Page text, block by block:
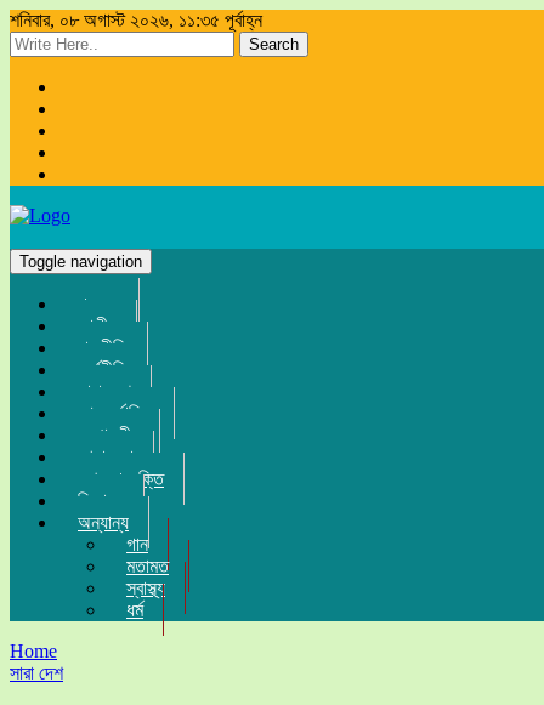
শনিবার, ০৮ অগাস্ট ২০২৬, ১১:৩৫ পূর্বাহ্ন
Search
Toggle navigation
প্রচ্ছদ
জাতীয়
রাজনীতি
অর্থনীতি
সারা দেশ
আন্তর্জাতিক
সম্পাদকীয়
খেলা-ধুলা
তথ্য-প্রযুক্তি
বিনোদন
অন্যান্য
গান
মতামত
স্বাস্থ্য
ধর্ম
Home
সারা দেশ